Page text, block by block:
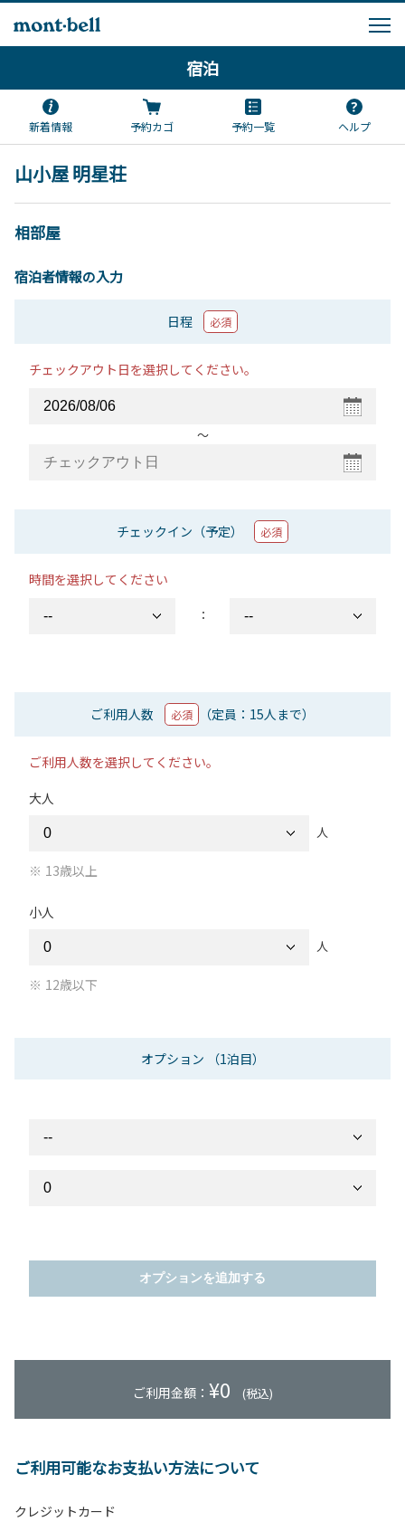
宿泊
新着情報 予約カゴ 予約一覧 ヘルプ
山小屋 明星荘
相部屋
宿泊者情報の入力
日程 必須
チェックアウト日を選択してください。
〜
チェックイン（予定） 必須
時間を選択してください
：
ご利用人数 必須 （定員：15人まで）
ご利用人数を選択してください。
大人
人
13歳以上
小人
人
12歳以下
オプション （1泊目）
オプションを追加する
ご利用金額： ¥0 (税込)
ご利用可能なお支払い方法について
クレジットカード